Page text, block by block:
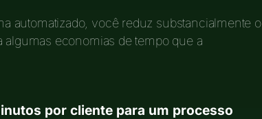
automatizado, você reduz substancialmente o
algumas economias de tempo que a
por cliente para um processo